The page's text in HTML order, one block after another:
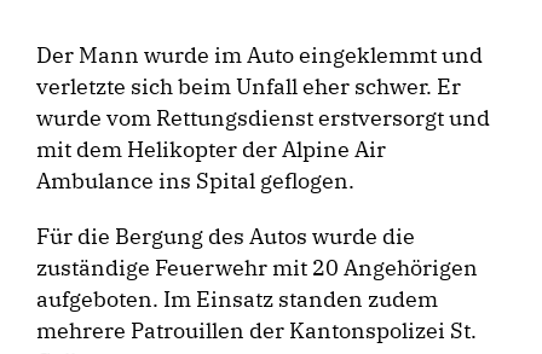
Der Mann wurde im Auto eingeklemmt und
verletzte sich beim Unfall eher schwer. Er
wurde vom Rettungsdienst erstversorgt und
mit dem Helikopter der Alpine Air
Ambulance ins Spital geflogen.
Für die Bergung des Autos wurde die
zuständige Feuerwehr mit 20 Angehörigen
aufgeboten. Im Einsatz standen zudem
mehrere Patrouillen der Kantonspolizei St.